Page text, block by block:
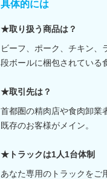
具体的には
★取り扱う商品は？
ビーフ、ポーク、チキン、
段ボールに梱包されている
★取引先は？
首都圏の精肉店や食肉卸業
既存のお客様がメイン。
★トラックは1人1台体制
あなた専用のトラックをご